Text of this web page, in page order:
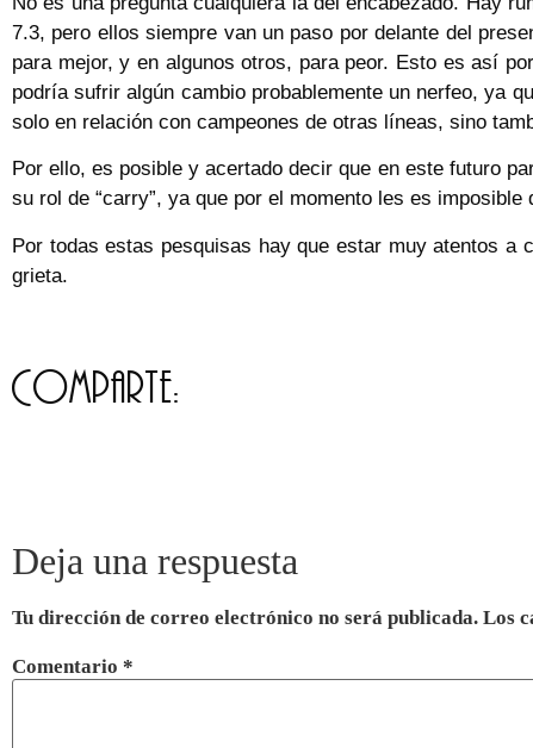
7.3, pero ellos siempre van un paso por delante del
para mejor, y en algunos otros, para peor. Esto es así
podría sufrir algún cambio probablemente un nerfeo, ya
solo en relación con campeones de otras líneas, sino
Por ello, es posible y acertado decir que en este futuro
su rol de “carry”, ya que por el momento les es
Por todas estas pesquisas hay que estar muy atentos a
grieta.
Comparte:
Deja una respuesta
Tu dirección de correo electrónico no será publicada. Los
Comentario *